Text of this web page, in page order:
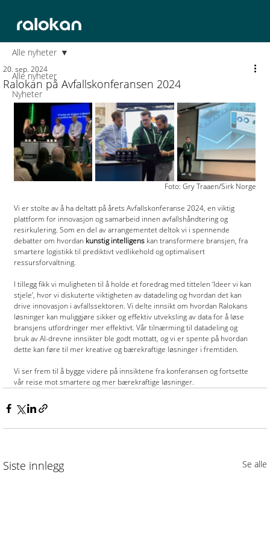
Alle nyheter
Nyheter
Alle nyheter
Ralokan på Avfallskonferansen 2024
20. sep. 2024
Foto: Gry Traaen/Sirk Norge
Vi er stolte av å ha deltatt på årets Avfallskonferanse 2024, en viktig
plattform for innovasjon og samarbeid innen avfallshåndtering og
resirkulering. Som en del av arrangementet deltok vi i spennende
debatter om hvordan kunstig intelligens kan transformere bransjen, fra
smartere logistikk til prediktivt vedlikehold og optimalisert
ressursforvaltning.
I tillegg fikk vi muligheten til å holde et foredrag med tittelen ‘Ideer vi kan
stjele’, hvor vi diskuterte viktigheten av datadeling og hvordan det kan
drive innovasjon i avfallssektoren. Vi delte innsikt om hvordan Ralokans
løsninger kan muliggjøre sikker og effektiv utveksling av data for å løse
bransjens utfordringer mer effektivt. Vår tilnærming til datadeling og
bruk av AI-drevne innsikter ble godt mottatt, og vi er spente på hvordan
dette kan føre til mer kreative og bærekraftige løsninger i fremtiden.
Vi ser frem til å bygge videre på innsiktene fra konferansen og fortsette
vår reise mot smartere og mer bærekraftige løsninger.
Siste innlegg Se alle